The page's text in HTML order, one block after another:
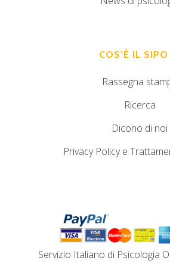
COS’È IL SIPO
Rassegna
Ricerca
Dicono di noi
Privacy Policy e
Servizio Italiano di Psicologia